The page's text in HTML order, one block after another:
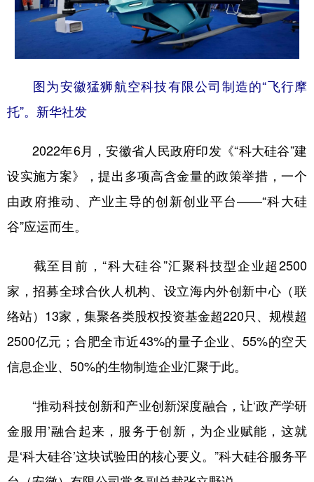
多语种频道
English Español Français عربى
Русский язык 日本語 한국어
Deutsch
图为安徽猛狮航空科技有限公司制造的“飞行摩
托”。新华社发
2022年6月，安徽省人民政府印发《“科大硅谷”建
设实施方案》，提出多项高含金量的政策举措，一个
由政府推动、产业主导的创新创业平台——“科大硅
谷”应运而生。
截至目前，“科大硅谷”汇聚科技型企业超2500
家，招募全球合伙人机构、设立海内外创新中心（联
络站）13家，集聚各类股权投资基金超220只、规模超
2500亿元；合肥全市近43%的量子企业、55%的空天
信息企业、50%的生物制造企业汇聚于此。
“推动科技创新和产业创新深度融合，让‘政产学研
金服用’融合起来，服务于创新，为企业赋能，这就
是‘科大硅谷’这块试验田的核心要义。”科大硅谷服务平